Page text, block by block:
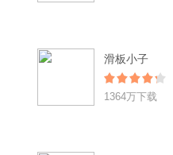
滑板小子
1364万下载